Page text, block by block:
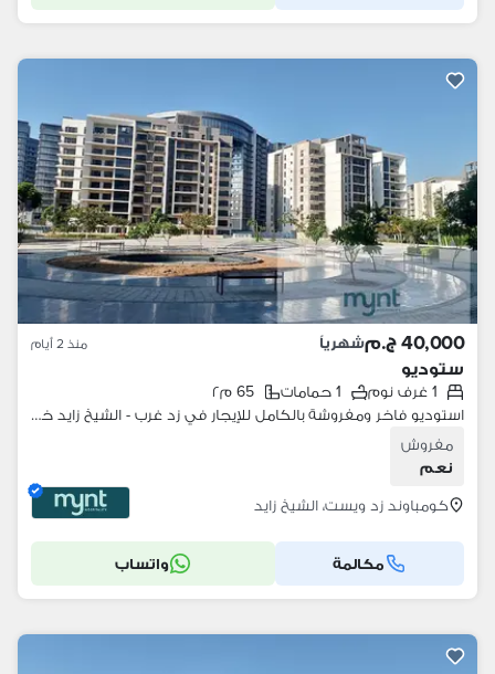
40,000 ج.م شهرياً منذ 2 أيام
ستوديو
1 غرف نوم 1 حمامات
65 م٢
استوديو فاخر ومفروشة بالكامل للإيجار في زد غرب - الشيخ زايد خطوة واحدة تفصلك عن حياة عصرية مريحة وخالية من المتاعب في هذا الاستوديو الفاخر والمفروشة
مفروش
نعم
كومباوند زد ويست، الشيخ زايد
مكالمة واتساب